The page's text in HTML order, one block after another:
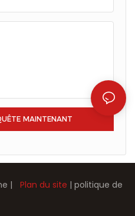
MAINTENANT
| Plan du site | politique de